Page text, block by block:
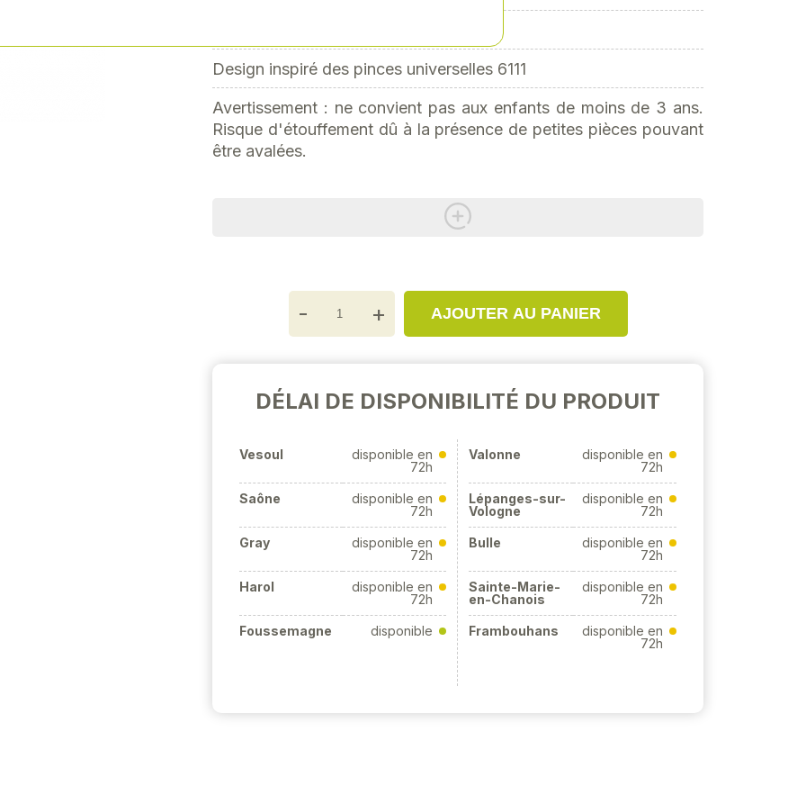
Design inspiré des pinces universelles 6111
Avertissement : ne convient pas aux enfants de moins de 3 ans.
Risque d'étouffement dû à la présence de petites pièces pouvant
être avalées.
- + AJOUTER AU PANIER
DÉLAI DE DISPONIBILITÉ DU PRODUIT
Vesoul
disponible en
72h
Saône
disponible en
72h
Gray
disponible en
72h
Harol
disponible en
72h
Foussemagne disponible
Valonne
disponible en
72h
Lépanges-sur-
Vologne
disponible en
72h
Bulle
disponible en
72h
Sainte-Marie-
en-Chanois
disponible en
72h
Frambouhans
disponible en
72h